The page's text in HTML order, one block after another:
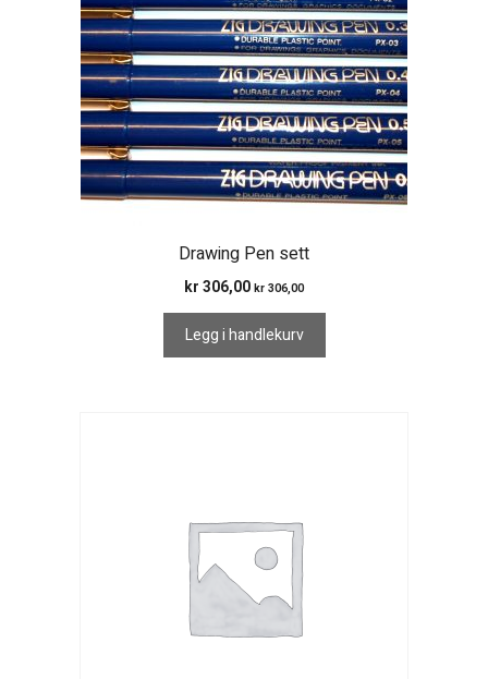
Drawing Pen sett
kr 306,00 kr 306,00
Legg i handlekurv